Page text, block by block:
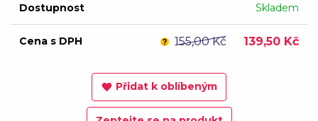
Dostupnost Skladem
Cena s DPH ? 155,00 Kč 139,50 Kč
Přidat k oblíbeným